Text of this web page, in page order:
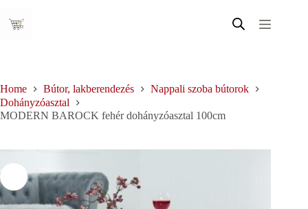
content
Home Bútor, lakberendezés
Nappali szoba bútorok
Dohányzóasztal
MODERN BAROCK fehér dohányzóasztal 100cm